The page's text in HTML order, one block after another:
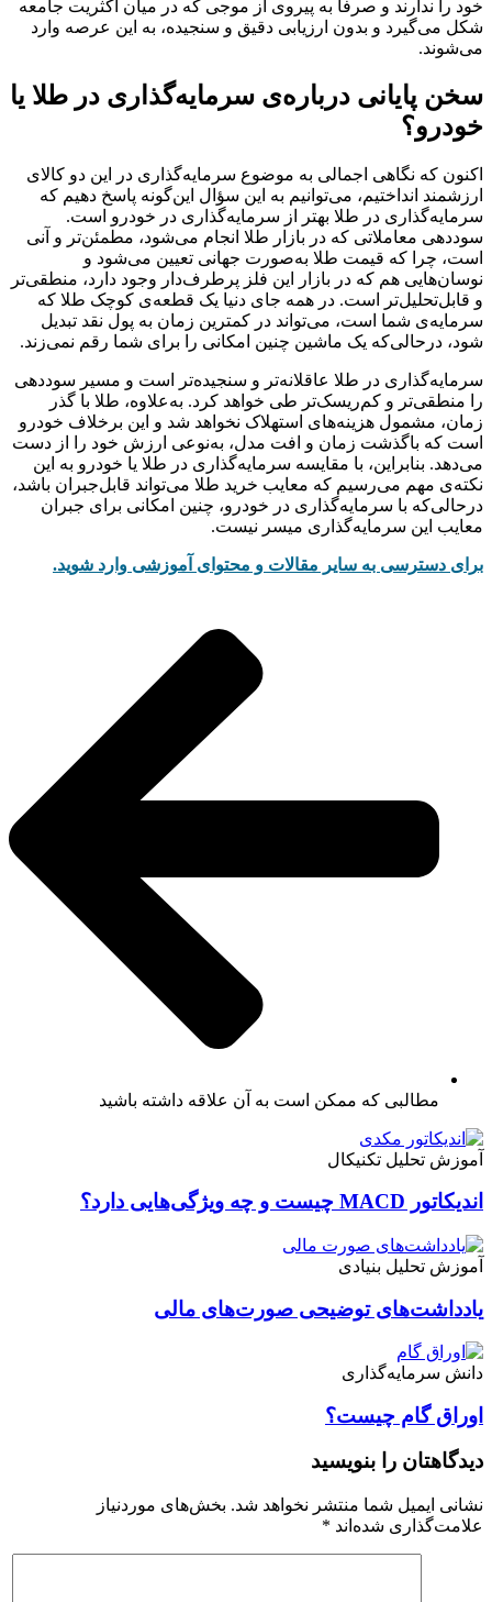
خود را ندارند و صرفاً به پیروی از موجی که در میان اکثریت جامعه
شکل می‌گیرد و بدون ارزیابی دقیق و سنجیده، به این عرصه وارد
می‌شوند.
سخن پایانی درباره‌‌‌‌‌‌‌‌‌‌‌‌‌‌‌‌‌‌‌‌‌‌‌‌‌‌‌‌‌‌‌‌‌‌‌‌‌‌‌‌‌‌‌‌‌‌‌‌‌‌‌‌‌‌‌‌‌‌‌‌‌‌‌‌‌‌‌‌‌‌‌‌‌‌‌‌‌‌‌‌ی سرمایه‌گذاری در طلا یا
خودرو؟
اکنون که نگاهی اجمالی به موضوع سرمایه‌گذاری در این دو کالای
ارزشمند انداختیم، می‌توانیم به این سؤال این‌گونه پاسخ دهیم که
سرمایه‌گذاری در طلا بهتر از سرمایه‌گذاری در خودرو است.
سوددهی معاملاتی که در بازار طلا انجام می‌شود، مطمئن‌تر و آنی
است، چرا که قیمت طلا به‌صورت جهانی تعیین می‌شود و
نوسان‌هایی هم که در بازار این فلز پرطرف‌دار وجود دارد، منطقی‌‌‌‌‌‌‌‌‌‌‌‌‌‌‌‌‌‌‌‌‌‌‌‌‌‌‌‌‌‌‌‌‌‌‌‌‌‌‌‌‌‌‌‌‌‌‌‌‌‌‌‌‌‌‌‌‌‌‌‌‌‌‌‌‌‌‌‌‌‌‌‌‌‌‌‌‌‌‌‌تر
و قابل‌تحلیل‌تر است. در همه جای دنیا یک قطعه‌ی کوچک طلا که
سرمایه‌ی شما است، می‌تواند در کمترین زمان به پول نقد تبدیل
شود، درحالی‌که یک ماشین چنین امکانی را برای شما رقم نمی‌زند.
سرمایه‌گذاری در طلا عاقلانه‌تر و سنجیده‌تر است و مسیر سوددهی
را منطقی‌تر و کم‌ریسک‌تر طی خواهد کرد. به‌علاوه، طلا با گذر
زمان، مشمول هزینه‌‌‌‌‌‌‌‌‌‌‌‌‌‌‌‌‌‌‌‌‌‌‌‌‌‌‌‌‌‌‌‌‌‌‌‌‌‌‌‌‌‌‌‌‌‌‌‌‌‌‌‌‌‌‌‌‌‌‌‌‌‌‌‌‌‌‌‌‌‌‌‌‌‌‌‌‌‌‌‌های استهلاک نخواهد شد و این برخلاف خودرو
است که باگذشت زمان و افت مدل، به‌نوعی ارزش خود را از دست
می‌دهد. بنابراین، با مقایسه سرمایه‌گذاری در طلا یا خودرو به این
نکته‌ی مهم می‌رسیم که معایب خرید طلا می‌تواند قابل‌جبران باشد،
درحالی‌که با سرمایه‌گذاری در خودرو، چنین امکانی برای جبران
معایب این سرمایه‌گذاری میسر نیست.
برای دسترسی به سایر مقالات و محتوای آموزشی وارد شوید.
مطالبی که ممکن است به آن علاقه داشته باشید
آموزش تحلیل تکنیکال
اندیکاتور MACD چیست و چه ویژگی‌هایی دارد؟
آموزش تحلیل بنیادی
یادداشت‌های توضیحی صورت‌های مالی
دانش سرمایه‌گذاری
اوراق گام چیست؟
دیدگاهتان را بنویسید
نشانی ایمیل شما منتشر نخواهد شد. بخش‌های موردنیاز
علامت‌گذاری شده‌اند *